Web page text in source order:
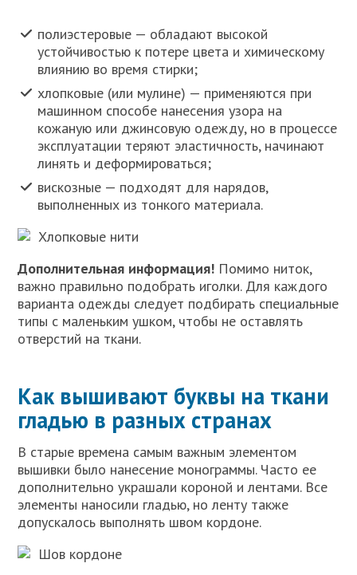
полиэстеровые — обладают высокой
устойчивостью к потере цвета и химическому
влиянию во время стирки;
хлопковые (или мулине) — применяются при
машинном способе нанесения узора на
кожаную или джинсовую одежду, но в процессе
эксплуатации теряют эластичность, начинают
линять и деформироваться;
вискозные — подходят для нарядов,
выполненных из тонкого материала.
Хлопковые нити
Дополнительная информация! Помимо ниток,
важно правильно подобрать иголки. Для каждого
варианта одежды следует подбирать специальные
типы с маленьким ушком, чтобы не оставлять
отверстий на ткани.
Как вышивают буквы на ткани
гладью в разных странах
В старые времена самым важным элементом
вышивки было нанесение монограммы. Часто ее
дополнительно украшали короной и лентами. Все
элементы наносили гладью, но ленту также
допускалось выполнять швом кордоне.
Шов кордоне